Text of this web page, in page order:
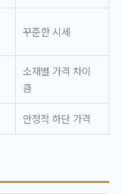
꾸준한 시세
소재별 가격 차이
큼
안정적 하단 가격